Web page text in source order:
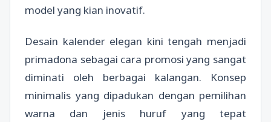
model yang kian inovatif.
Desain kalender elegan kini tengah menjadi
primadona sebagai cara promosi yang sangat
diminati oleh berbagai kalangan. Konsep
minimalis yang dipadukan dengan pemilihan
warna dan jenis huruf yang tepat